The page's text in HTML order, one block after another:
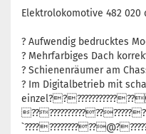
Elektrolokomotive 482 020
? Aufwendig bedrucktes
? Mehrfarbiges Dach
? Schienenräumer am
? Im Digitalbetrieb mit